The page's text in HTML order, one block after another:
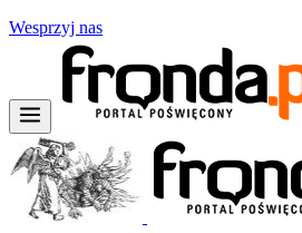
Wesprzyj nas